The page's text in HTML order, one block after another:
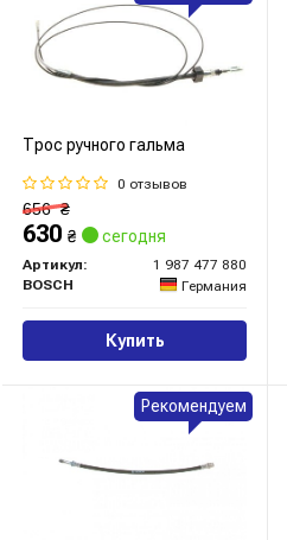
Трос ручного гальма
0 отзывов
656₴
630 ₴ сегодня
Артикул:
1 987 477 880
BOSCH
Германия
Купить
Рекомендуем